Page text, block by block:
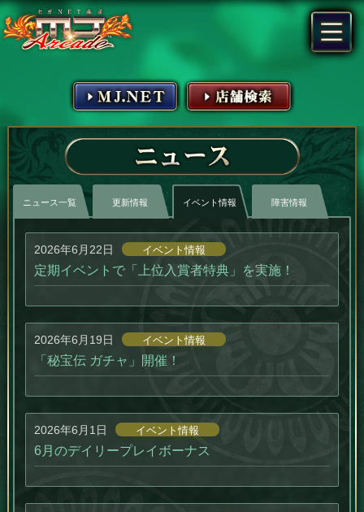
MJ.NET
ニュース
ニュース一覧 更新情報 イベント情報 障害情報
2026年6月22日 イベント情報
定期イベントで「上位入賞者特典」を実施！
2026年6月19日 イベント情報
「秘宝伝 ガチャ」開催！
2026年6月1日 イベント情報
6月のデイリープレイボーナス